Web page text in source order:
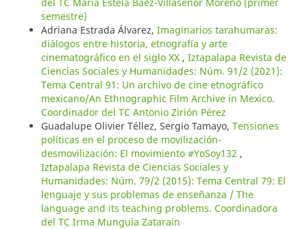
semestre)
Adriana Estrada Álvarez, Imaginarios tarahumaras:
diálogos entre historia, etnografía y arte
cinematográfico en el siglo XX , Iztapalapa Revista de
Ciencias Sociales y Humanidades: Núm. 91/2 (2021):
Tema Central 91: Un archivo de cine etnográfico
mexicano/An Ethnographic Film Archive in Mexico.
Coordinador del TC Antonio Zirión Pérez
Guadalupe Olivier Téllez, Sergio Tamayo, Tensiones
políticas en el proceso de movilización-
desmovilización: El movimiento #YoSoy132 ,
Iztapalapa Revista de Ciencias Sociales y
Humanidades: Núm. 79/2 (2015): Tema Central 79: El
lenguaje y sus problemas de enseñanza / The
language and its teaching problems. Coordinadora
del TC Irma Munguía Zatarain